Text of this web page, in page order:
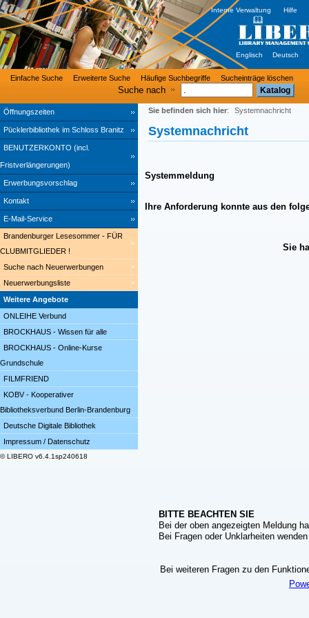
Öffnungszeiten
Pücklerbibliothek im Schloss Branitz
BENUTZERKONTO (incl.
Fristverlängerungen)
Erwerbungsvorschlag
Kontakt
E-Mail-Service
Einfache Suche Erweiterte Suche Häufige Suchbegriffe Sucheinträge löschen
Interne Verwaltung Hilfe
Englisch Deutsch
Brandenburger Lesesommer - FÜR
CLUBMITGLIEDER !
Suche nach Neuerwerbungen
Neuerwerbungsliste
Weitere Angebote
ONLEIHE Verbund
BROCKHAUS - Wissen für alle
BROCKHAUS - Online-Kurse
Grundschule
FILMFRIEND
KOBV - Kooperativer
Bibliotheksverbund Berlin-Brandenburg
Deutsche Digitale Bibliothek
Impressum / Datenschutz
© LIBERO v6.4.1sp240618
Sie befinden sich hier: Systemnachricht
Systemnachricht
Systemmeldung
Ihre Anforderung konnte aus den
Sie
BITTE BEACHTEN SIE
Bei der oben angezeigten Meldung
Bei Fragen oder Unklarheiten
Bei weiteren Fragen zu den
Suche nach